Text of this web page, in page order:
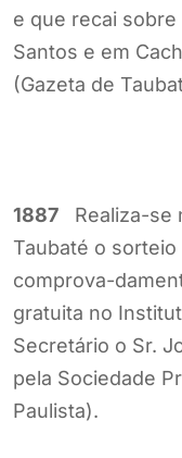
e que recai
Santos e em
(Gazeta de
1887 Realiza-se
Taubaté o
comprova-
gratuita no
Secretário o Sr.
pela Sociedade
Paulista).